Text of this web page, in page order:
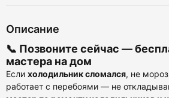
Описание
📞 Позвоните сейчас —
мастера на дом
Если холодильник сломался, не
работает с перебоями — не